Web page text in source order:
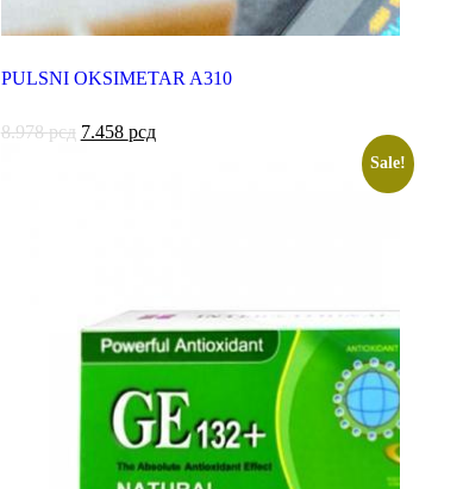
PULSNI OKSIMETAR A310
8.978рсд 7.458 рсд
Sale!